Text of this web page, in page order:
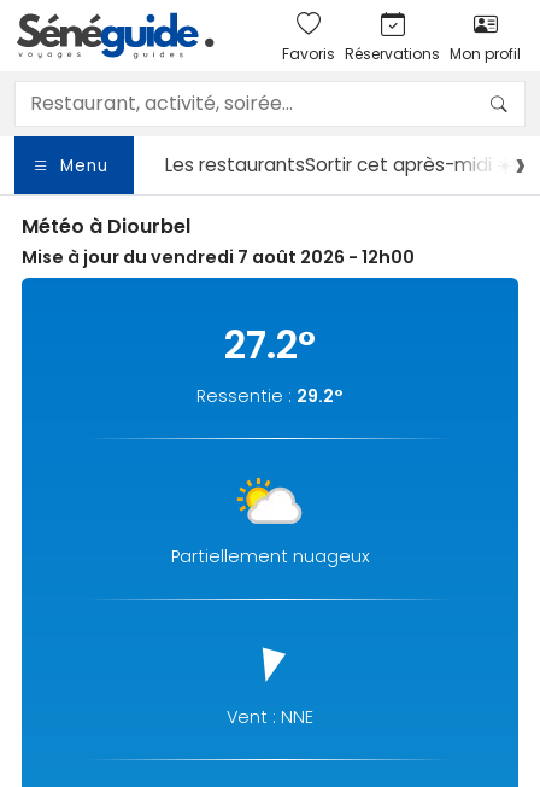
Favoris Réservations Mon profil
Menu Les restaurantsSortircet après-midi ☀️
Météo à Diourbel
Mise à jour du vendredi 7 août 2026 - 12h00
27.2°
Ressentie : 29.2°
Partiellement nuageux
Vent : NNE